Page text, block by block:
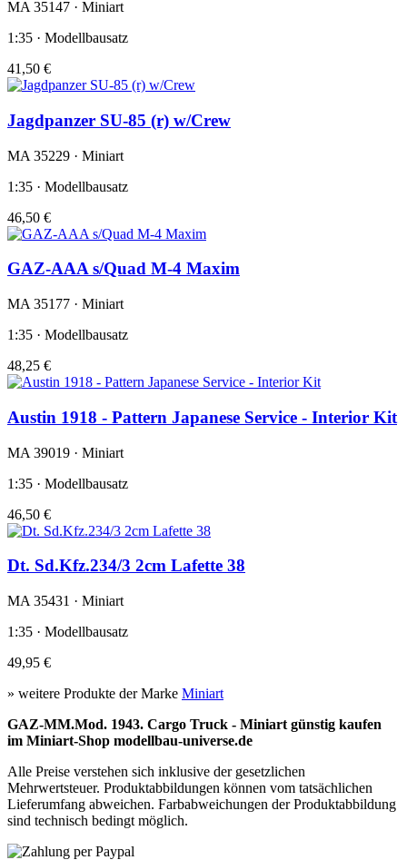
MA 35147 · Miniart
1:35 · Modellbausatz
41,50 €
Jagdpanzer SU-85 (r) w/Crew
MA 35229 · Miniart
1:35 · Modellbausatz
46,50 €
GAZ-AAA s/Quad M-4 Maxim
MA 35177 · Miniart
1:35 · Modellbausatz
48,25 €
Austin 1918 - Pattern Japanese Service - Interior Kit
MA 39019 · Miniart
1:35 · Modellbausatz
46,50 €
Dt. Sd.Kfz.234/3 2cm Lafette 38
MA 35431 · Miniart
1:35 · Modellbausatz
49,95 €
» weitere Produkte der Marke Miniart
GAZ-MM.Mod. 1943. Cargo Truck - Miniart günstig kaufen
im Miniart-Shop modellbau-universe.de
Alle Preise verstehen sich inklusive der gesetzlichen
Mehrwertsteuer. Produktabbildungen können vom tatsächlichen
Lieferumfang abweichen. Farbabweichungen der Produktabbildung
sind technisch bedingt möglich.